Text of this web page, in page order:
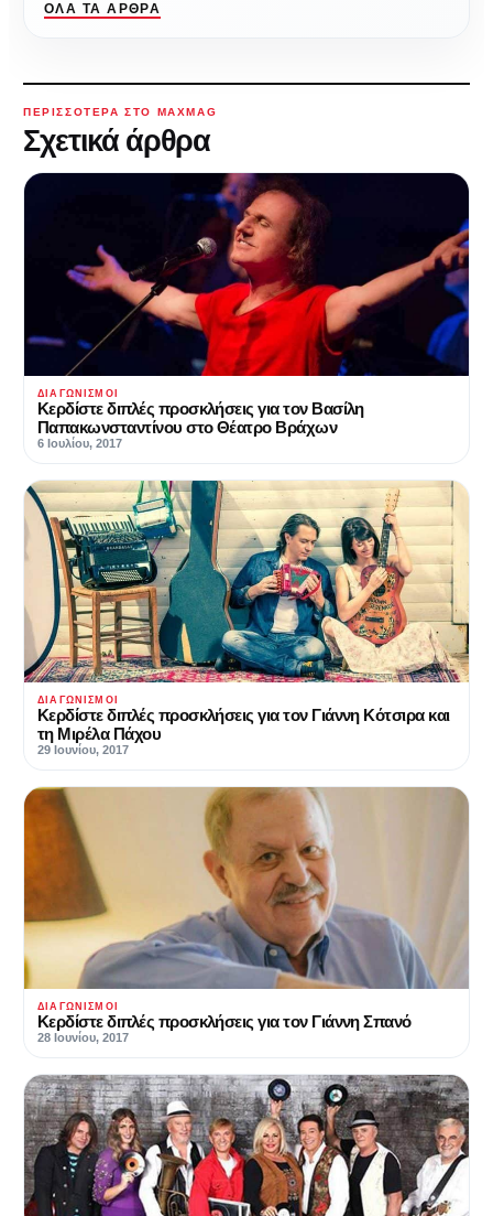
ΌΛΑ ΤΑ ΆΡΘΡΑ
ΠΕΡΙΣΣΌΤΕΡΑ ΣΤΟ MAXMAG
Σχετικά άρθρα
ΔΙΑΓΩΝΙΣΜΟΊ
Κερδίστε διπλές προσκλήσεις για τον Βασίλη
Παπακωνσταντίνου στο Θέατρο Βράχων
6 Ιουλίου, 2017
ΔΙΑΓΩΝΙΣΜΟΊ
Κερδίστε διπλές προσκλήσεις για τον Γιάννη Κότσιρα και
τη Μιρέλα Πάχου
29 Ιουνίου, 2017
ΔΙΑΓΩΝΙΣΜΟΊ
Κερδίστε διπλές προσκλήσεις για τον Γιάννη Σπανό
28 Ιουνίου, 2017